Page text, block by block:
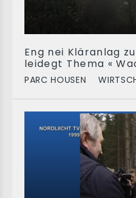
Eng nei Kläranlag
leidegt Thema «
PARC HOUSEN